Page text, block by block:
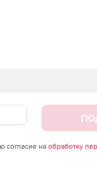
согласие на обработку